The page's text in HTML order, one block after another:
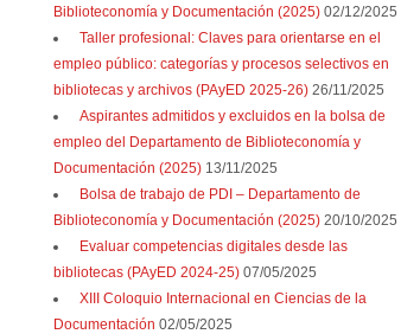
Biblioteconomía y Documentación (2025) 02/12/2025
Taller profesional: Claves para orientarse en el
empleo público: categorías y procesos selectivos en
bibliotecas y archivos (PAyED 2025-26) 26/11/2025
Aspirantes admitidos y excluidos en la bolsa de
empleo del Departamento de Biblioteconomía y
Documentación (2025) 13/11/2025
Bolsa de trabajo de PDI – Departamento de
Biblioteconomía y Documentación (2025) 20/10/2025
Evaluar competencias digitales desde las
bibliotecas (PAyED 2024-25) 07/05/2025
XIII Coloquio Internacional en Ciencias de la
Documentación 02/05/2025